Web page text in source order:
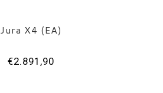
Jura X4 (EA)
€2.891,90